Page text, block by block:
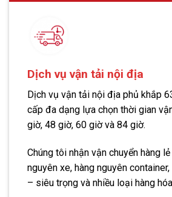
Dịch vụ vận tải nội địa
Dịch vụ vận tải nội địa phủ khắp
cấp đa dạng lựa chọn thời gian
giờ, 48 giờ, 60 giờ và 84 giờ.
Chúng tôi nhận vận chuyển hàng lẻ
nguyên xe, hàng nguyên
– siêu trọng và nhiều loại hàng